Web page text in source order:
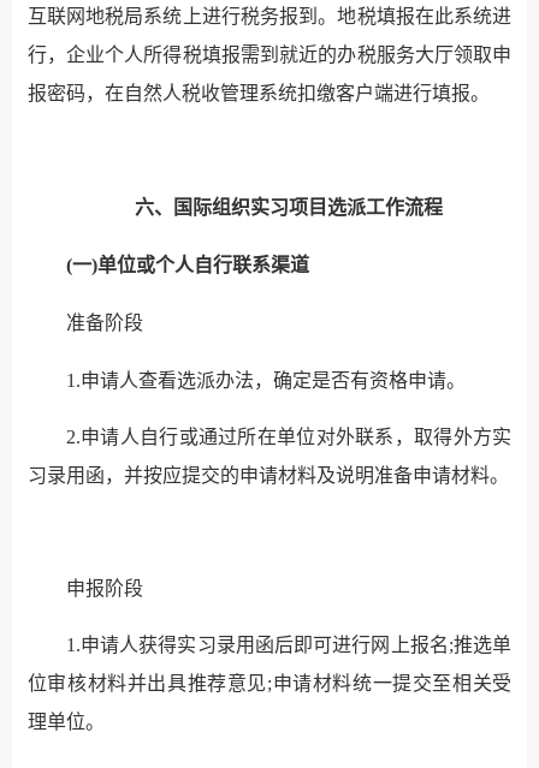
互联网地税局系统上进行税务报到。地税填报在此系统进
行，企业个人所得税填报需到就近的办税服务大厅领取申
报密码，在自然人税收管理系统扣缴客户端进行填报。
六、国际组织实习项目选派工作流程
(一)单位或个人自行联系渠道
准备阶段
1.申请人查看选派办法，确定是否有资格申请。
2.申请人自行或通过所在单位对外联系，取得外方实
习录用函，并按应提交的申请材料及说明准备申请材料。
申报阶段
1.申请人获得实习录用函后即可进行网上报名;推选单
位审核材料并出具推荐意见;申请材料统一提交至相关受
理单位。